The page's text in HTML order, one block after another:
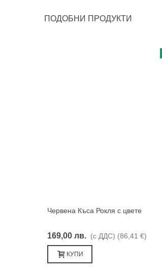
ПОДОБНИ ПРОДУКТИ
Харесвам
Червена Къса Рокля с цвете
169,00 лв. (с ДДС) (86,41 €)
КУПИ